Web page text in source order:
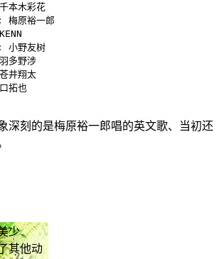
本木彩花
梅原裕一郎
小野友树
多野涉
井翔太
拓也
深刻的是梅原裕一郎唱的英文歌、当初还
少
其他动